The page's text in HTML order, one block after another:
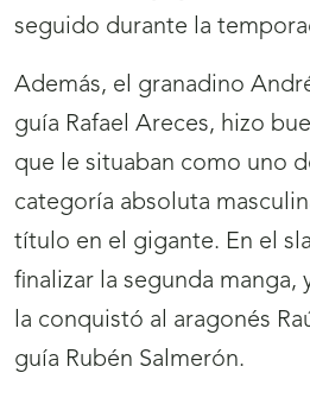
seguido durante la
Además, el granadino
guía Rafael Areces, hizo
que le situaban como uno
categoría absoluta
título en el gigante. En el
finalizar la segunda manga,
la conquistó al aragonés
guía Rubén Salmerón.